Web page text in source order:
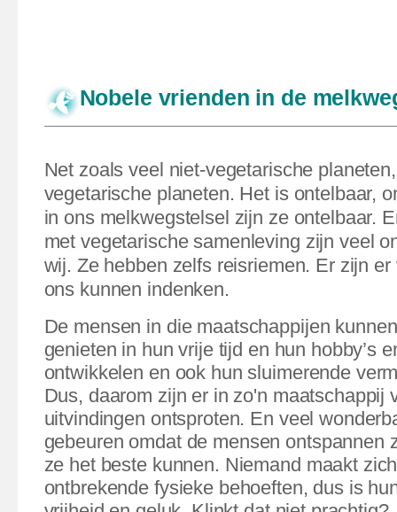
Nobele vrienden in de
Net zoals veel niet-vegetarische
vegetarische planeten. Het is ontelbaar,
in ons melkwegstelsel zijn ze ontelbaar.
met vegetarische samenleving zijn veel
wij. Ze hebben zelfs reisriemen. Er zijn
ons kunnen indenken.
De mensen in die maatschappijen
genieten in hun vrije tijd en hun hobby’s
ontwikkelen en ook hun sluimerende
Dus, daarom zijn er in zo'n maatschappij
uitvindingen ontsproten. En veel
gebeuren omdat de mensen ontspannen
ze het beste kunnen. Niemand maakt
ontbrekende fysieke behoeften, dus is